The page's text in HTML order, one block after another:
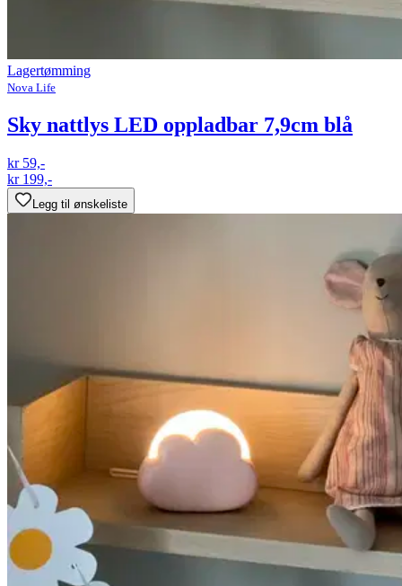
Lagertømming
Nova Life
Sky nattlys LED oppladbar 7,9cm blå
kr 59,-
kr 199,-
Legg til ønskeliste